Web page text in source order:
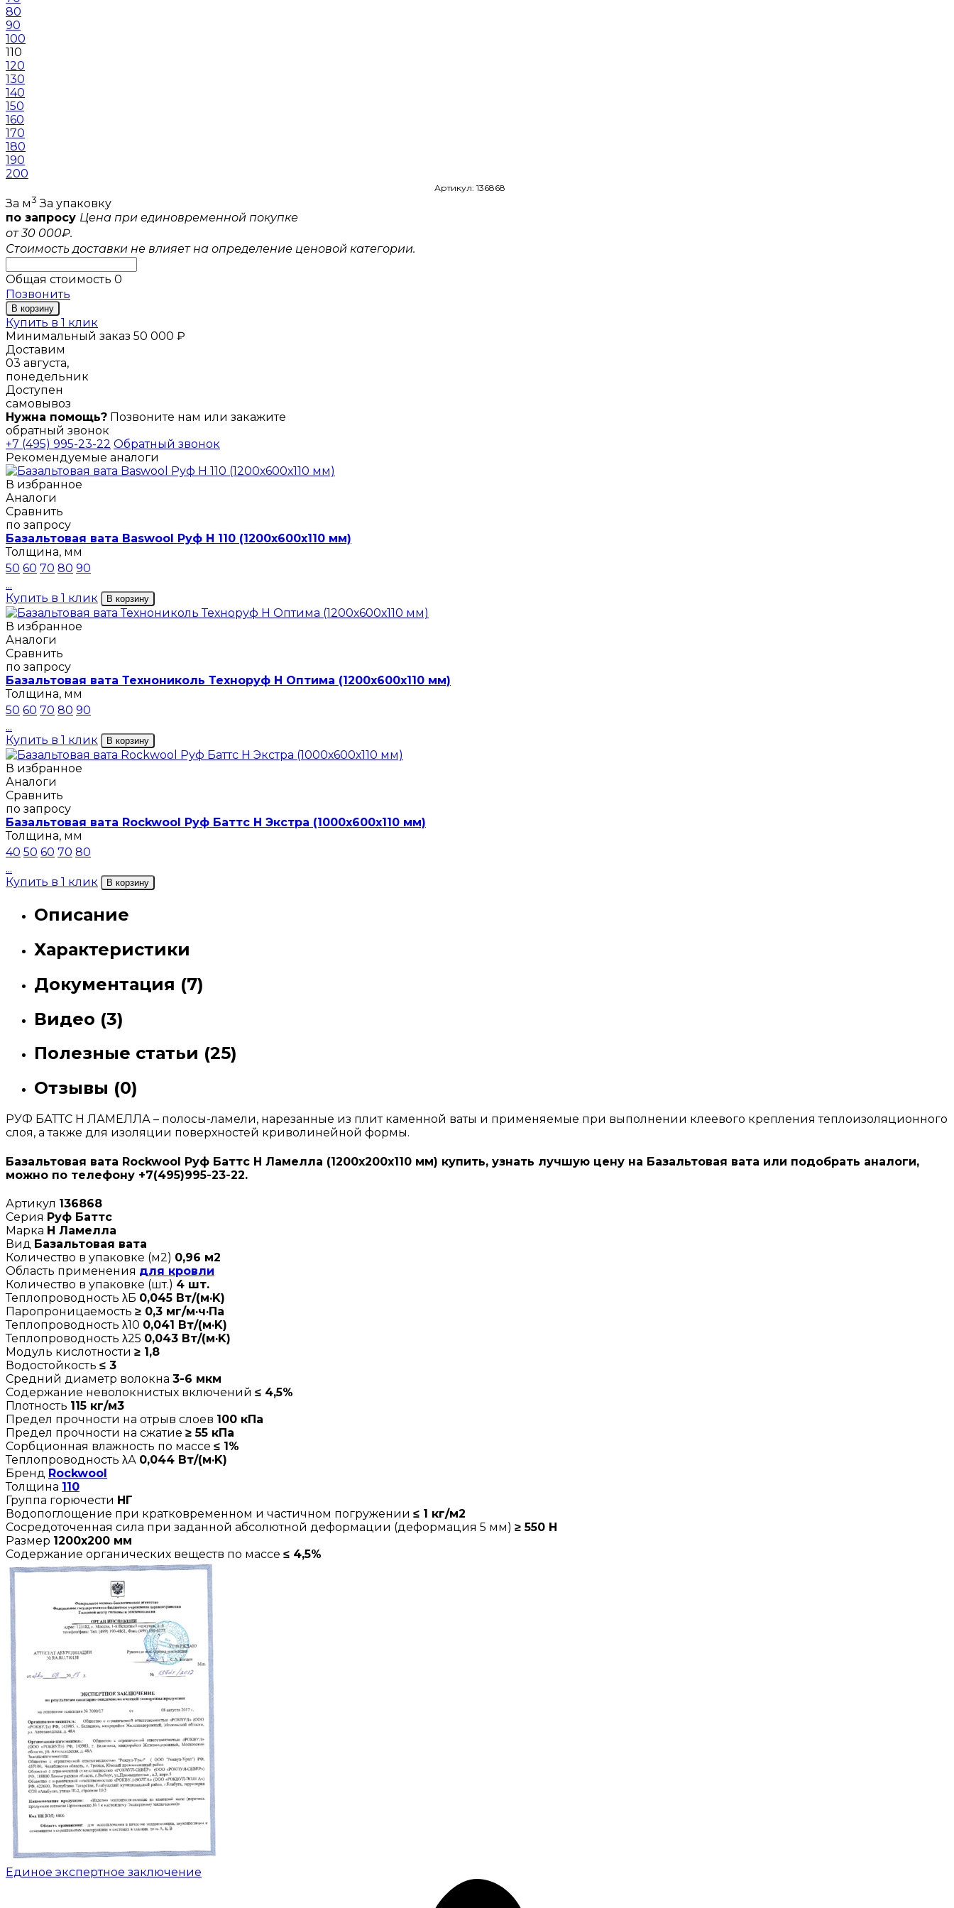
80
90
100
110
120
130
140
150
160
170
180
190
200
Артикул: 136868
За м3 За упаковку
по запросу Цена при единовременной покупке
от 30 000₽.
Стоимость доставки не влияет на определение ценовой категории.
Общая стоимость 0
Позвонить
В корзину
Купить в 1 клик
Минимальный заказ 50 000 ₽
Доставим
03 августа,
понедельник
Доступен
самовывоз
Нужна помощь? Позвоните нам или закажите
обратный звонок
+7 (495) 995-23-22 Обратный звонок
Рекомендуемые аналоги
В избранное
Аналоги
Сравнить
по запросу
Базальтовая вата Baswool Руф Н 110 (1200х600х110 мм)
Толщина, мм
50 60 70 80 90
...
Купить в 1 клик
В корзину
В избранное
Аналоги
Сравнить
по запросу
Базальтовая вата Технониколь Техноруф Н Оптима (1200х600х110 мм)
Толщина, мм
50 60 70 80 90
...
Купить в 1 клик
В корзину
В избранное
Аналоги
Сравнить
по запросу
Базальтовая вата Rockwool Руф Баттс Н Экстра (1000х600х110 мм)
Толщина, мм
40 50 60 70 80
...
Купить в 1 клик
В корзину
Описание
Характеристики
Документация (7)
Видео (3)
Полезные статьи (25)
Отзывы (0)
РУФ БАТТС Н ЛАМЕЛЛА – полосы-ламели, нарезанные из плит каменной ваты и применяемые при выполнении клеевого крепления теплоизоляционного
слоя, а также для изоляции поверхностей криволинейной формы.
Базальтовая вата Rockwool Руф Баттс Н Ламелла (1200х200х110 мм) купить, узнать лучшую цену на Базальтовая вата или подобрать аналоги,
можно по телефону +7(495)995-23-22.
Артикул 136868
Серия Руф Баттс
Марка Н Ламелла
Вид Базальтовая вата
Количество в упаковке (м2) 0,96 м2
Область применения для кровли
Количество в упаковке (шт.) 4 шт.
Теплопроводность λБ 0,045 Вт/(м·K)
Паропроницаемость ≥ 0,3 мг/м·ч·Па
Теплопроводность λ10 0,041 Вт/(м·K)
Теплопроводность λ25 0,043 Вт/(м·K)
Модуль кислотности ≥ 1,8
Водостойкость ≤ 3
Средний диаметр волокна 3-6 мкм
Содержание неволокнистых включений ≤ 4,5%
Плотность 115 кг/м3
Предел прочности на отрыв слоев 100 кПа
Предел прочности на сжатие ≥ 55 кПа
Сорбционная влажность по массе ≤ 1%
Теплопроводность λА 0,044 Вт/(м·K)
Бренд Rockwool
Толщина 110
Группа горючести НГ
Водопоглощение при кратковременном и частичном погружении ≤ 1 кг/м2
Сосредоточенная сила при заданной абсолютной деформации (деформация 5 мм) ≥ 550 Н
Размер 1200х200 мм
Содержание органических веществ по массе ≤ 4,5%
Единое экспертное заключение